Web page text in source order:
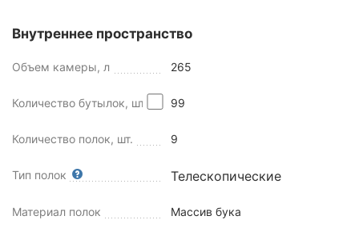
Внутреннее пространство
Объем камеры, л 265
Количество бутылок, шт 99
Количество полок, шт. 9
Тип полок Телескопические
Материал полок Массив бука